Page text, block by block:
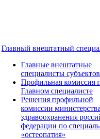
Главный внештатный
Главные внештатные
специалисты субъектов
Профильная комиссия
Главном специалисте
Решения профильной
комиссии министерства
здравоохранения
федерации по
«остеопатия»